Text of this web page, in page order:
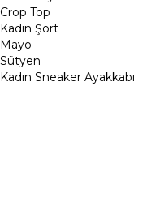
Crop Top
Kadin Şort
Mayo
Sütyen
Kadın Sneaker Ayakkabı